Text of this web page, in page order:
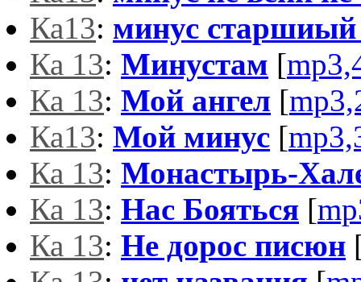
Ка13: минус старшиый
Ка 13: Минустам [
Ка 13: Мой ангел [
Ка13: Мой минус [
Ка 13: Монастырь-
Ка 13: Нас Бояться [
Ка 13: Не дорос писюн